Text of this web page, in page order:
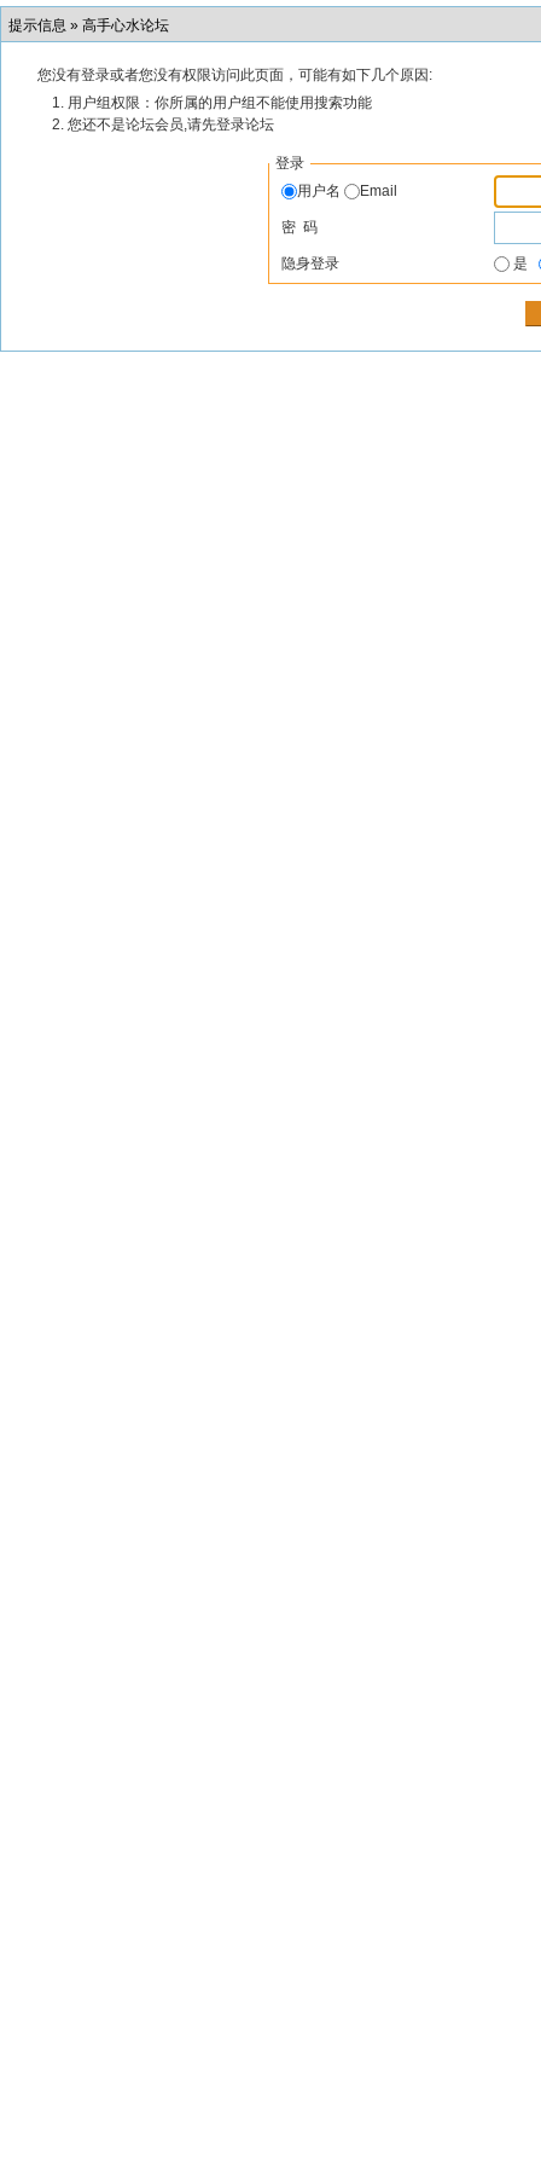
提示信息 » 高手心水论坛
您没有登录或者您没有权限访问此页面，可能有如下几个原因:
用户组权限：你所属的用户组不能使用搜索功能
您还不是论坛会员,请先登录论坛
登录
用户名
Email
密 码
隐身登录 是